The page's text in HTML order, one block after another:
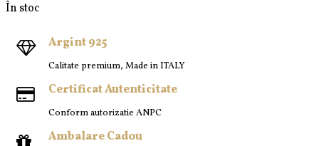
În stoc
Argint 925
Calitate premium, Made in ITALY
Certificat Autenticitate
Conform autorizatie ANPC
Ambalare Cadou